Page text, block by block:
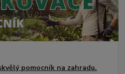
pomocník na zahradu.